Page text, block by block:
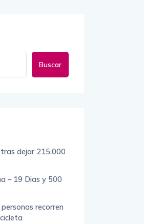
Buscar
dejar 215.000
– 19 Dias y 500
recorren